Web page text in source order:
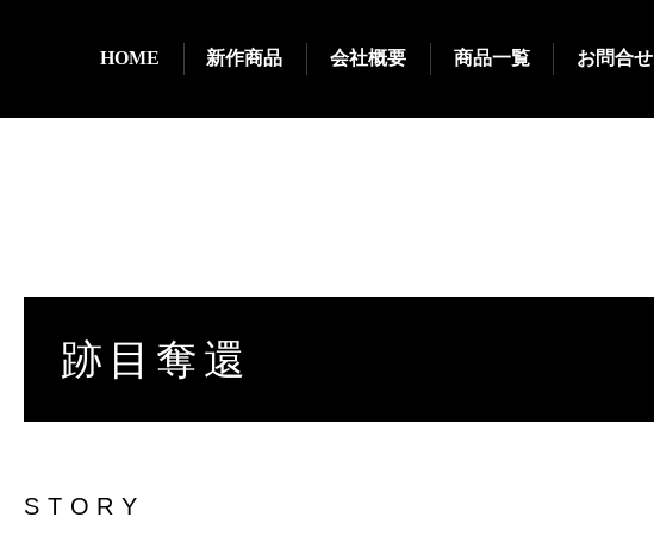
HOME 新作商品 会社概要 商品一覧 お問合せ
跡目奪還
STORY